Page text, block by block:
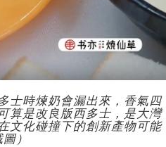
士時煉奶會漏出來，香氣四
算是改良版西多士，是大灣
文化碰撞下的創新產物可能
）